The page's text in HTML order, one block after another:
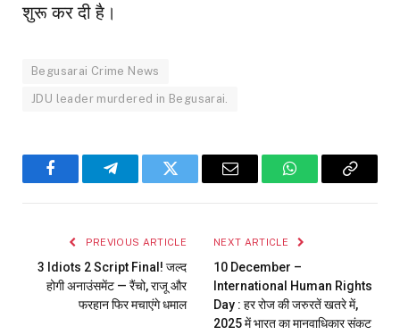
शुरू कर दी है।
Begusarai Crime News
JDU leader murdered in Begusarai.
FacebookTelegramTwitter Email WhatsAppCopy
PREVIOUS ARTICLE
3 Idiots 2 Script Final! जल्द
होगी अनाउंसमेंट — रैंचो, राजू और
फरहान फिर मचाएंगे धमाल
NEXT ARTICLE
10 December –
International Human Rights
Day : हर रोज की जरुरतें खतरे में,
2025 में भारत का मानवाधिकार संकट